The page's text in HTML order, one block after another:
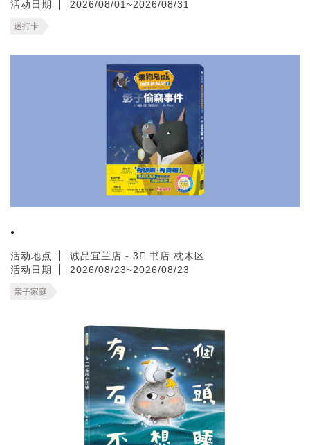
活动日期 2026/08/01~2026/08/31
迷打卡
.
活动地点
诚品宜兰店 - 3F 书店 枕木区
活动日期
2026/08/23~2026/08/23
亲子家庭